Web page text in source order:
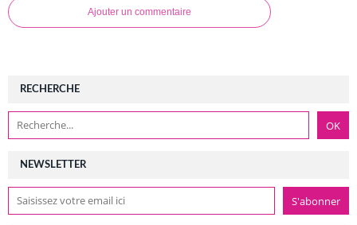
Ajouter un commentaire
NEWSLETTER
RECHERCHE